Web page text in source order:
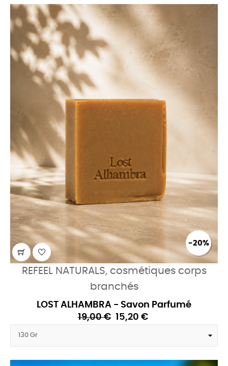
-20%
REFEEL NATURALS, cosmétiques corps
branchés
LOST ALHAMBRA - Savon Parfumé
19,00 € 15,20 €